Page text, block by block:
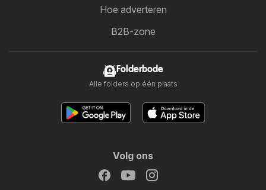
Hoe adverteren
B2B-zone
Folderbode
Alle folders op één plaats
Volg ons